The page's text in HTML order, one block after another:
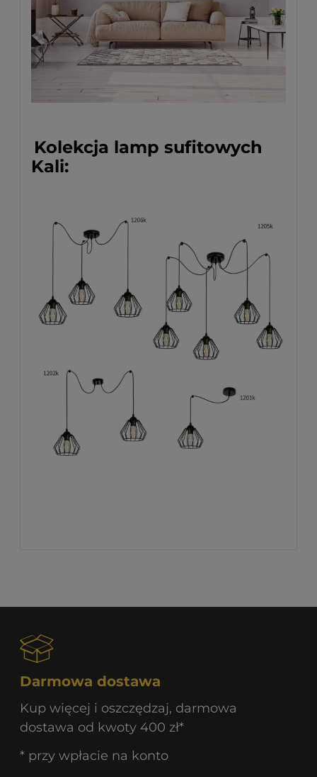
Kolekcja lamp sufitowych
Kali:
Darmowa dostawa
Kup więcej i oszczędzaj, darmowa
dostawa od kwoty 400 zł*
* przy wpłacie na konto